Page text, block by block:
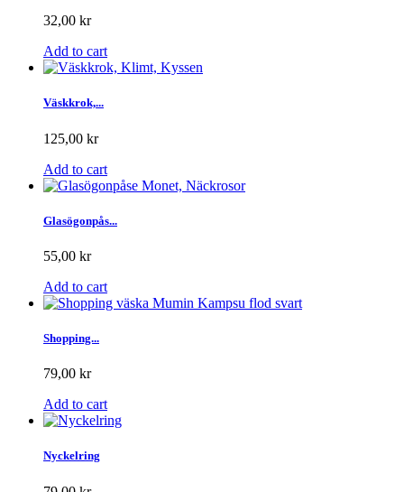
32,00 kr
Add to cart
Väskkrok,...
125,00 kr
Add to cart
Glasögonpås...
55,00 kr
Add to cart
Shopping...
79,00 kr
Add to cart
Nyckelring